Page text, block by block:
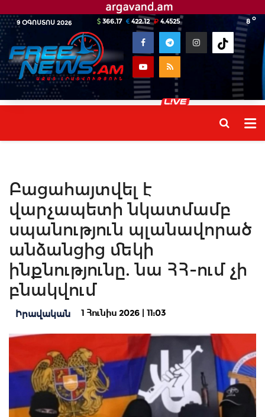
9 ՕԳՈՍՏՈՍ 2026 8 o
366.17 422.12 4.4525
Բացահայտվել է
վարչապետի նկատմամբ
սպանություն պլանավորած
անձանցից մեկի
ինքնությունը. նա ՀՀ-ում չի
բնակվում
Իրավական 1 Հունիս 2026 | 11:03